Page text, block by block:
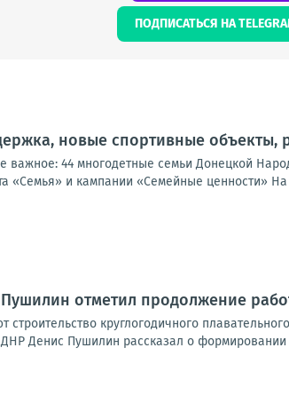
ПОДПИСАТЬСЯ НА
новые спортивные объекты,
важное: 44 многодетные семьи Донецкой
«Семья» и кампании «Семейные ценности»
отметил продолжение
строительство круглогодичного
Денис Пушилин рассказал о формировании